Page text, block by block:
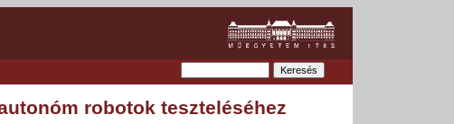
robotok teszteléséhez